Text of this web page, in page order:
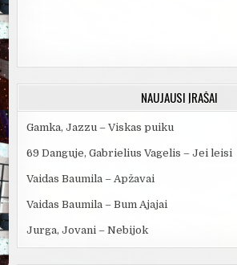
NAUJAUSI ĮRAŠAI
Gamka, Jazzu – Viskas puiku
69 Danguje, Gabrielius Vagelis – Jei leisi
Vaidas Baumila – Apžavai
Vaidas Baumila – Bum Ajajai
Jurga, Jovani – Nebijok